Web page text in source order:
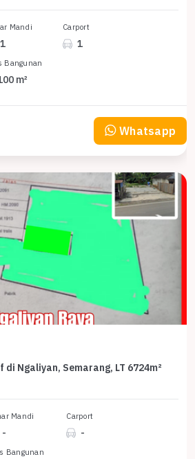
Mandi
1
Carport
1
Bangunan
m²
Whatsapp
di Ngaliyan, Semarang, LT 6724m²
Mandi
-
Carport
-
Bangunan